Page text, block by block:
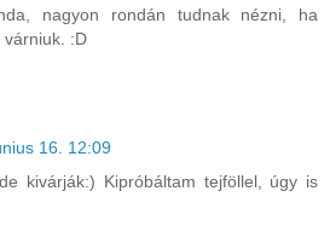
nagyon rondán tudnak nézni, ha
várniuk. :D
16. 12:09
kivárják:) Kipróbáltam tejföllel, úgy is